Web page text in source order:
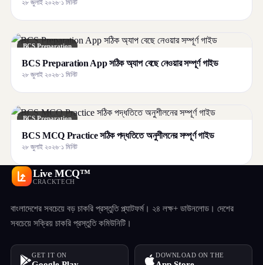
২৮ জুলাই ২০২৬·১ মিনিট
BCS Preparation
BCS Preparation App সঠিক অ্যাপ বেছে নেওয়ার সম্পূর্ণ গাইড
২৮ জুলাই ২০২৬·১ মিনিট
BCS Preparation
BCS MCQ Practice সঠিক পদ্ধতিতে অনুশীলনের সম্পূর্ণ গাইড
২৮ জুলাই ২০২৬·১ মিনিট
Live MCQ™
CRACKTECH
বাংলাদেশের সবচেয়ে বড় চাকরি প্রস্তুতি প্ল্যাটফর্ম। ২৪ লক্ষ+ ডাউনলোড। দেশের
সবচেয়ে সক্রিয় চাকরি প্রস্তুতি কমিউনিটি।
GET IT ON DOWNLOAD ON THE